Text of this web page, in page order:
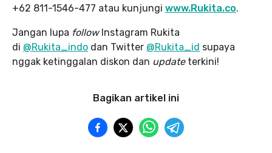
+62 811-1546-477 atau kunjungi www.Rukita.co.
Jangan lupa followInstagram Rukita
di @Rukita_indo dan Twitter @Rukita_id supaya
nggak ketinggalan diskon dan update terkini!
Bagikan artikel ini